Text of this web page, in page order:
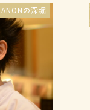
ANONの深堀